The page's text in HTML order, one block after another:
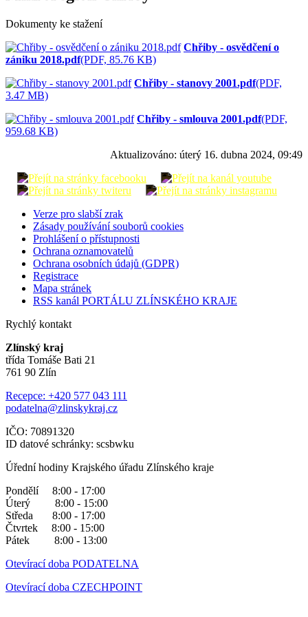
Dokumenty ke stažení
Chřiby - osvědčení o
zániku 2018.pdf(PDF, 85.76 KB)
Chřiby - stanovy 2001.pdf(PDF,
3.47 MB)
Chřiby - smlouva 2001.pdf(PDF,
959.68 KB)
Aktualizováno: úterý 16. dubna 2024, 09:49
Verze pro slabší zrak
Zásady používání souborů cookies
Prohlášení o přístupnosti
Ochrana oznamovatelů
Ochrana osobních údajů (GDPR)
Registrace
Mapa stránek
RSS kanál PORTÁLU ZLÍNSKÉHO KRAJE
Rychlý kontakt
Zlínský kraj
třída Tomáše Bati 21
761 90 Zlín
Recepce: +420 577 043 111
podatelna@zlinskykraj.cz
IČO: 70891320
ID datové schránky: scsbwku
Úřední hodiny Krajského úřadu Zlínského kraje
Pondělí 8:00 - 17:00
Úterý 8:00 - 15:00
Středa 8:00 - 17:00
Čtvrtek 8:00 - 15:00
Pátek 8:00 - 13:00
Otevírací doba PODATELNA
Otevírací doba CZECHPOINT